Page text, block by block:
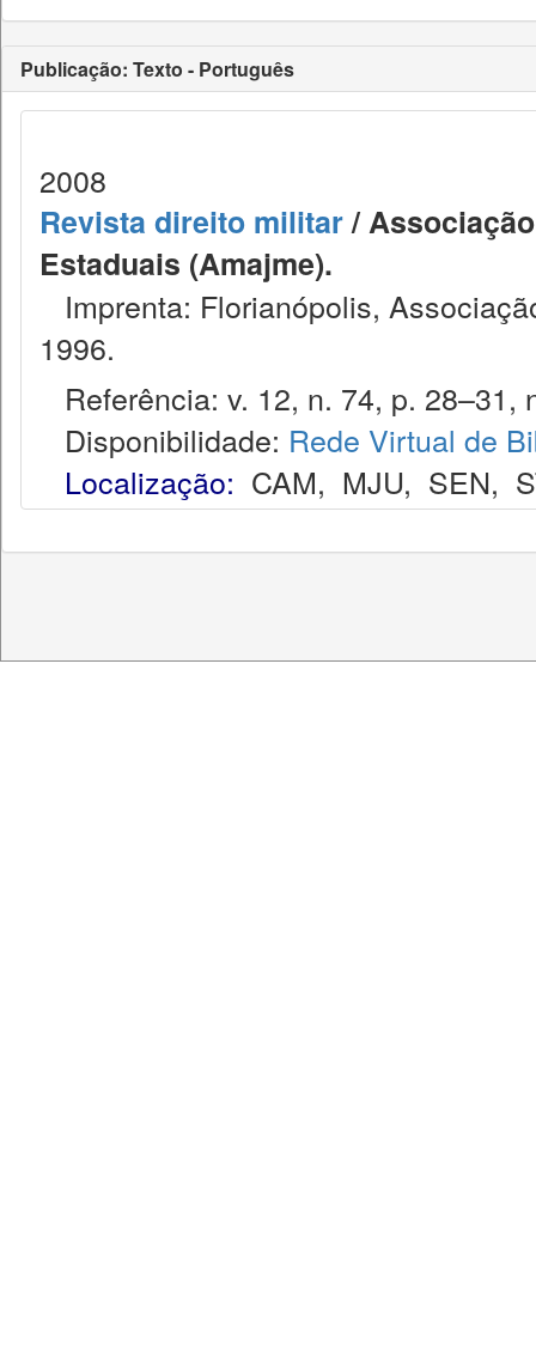
Publicação: Texto - Português
2008
Revista direito militar/
Estaduais (Amajme).
Imprenta: Florianópolis,
1996.
Referência: v. 12, n. 74, p. 28–31,
Disponibilidade: Rede Virtual de
Localização: CAM, MJU, SEN,